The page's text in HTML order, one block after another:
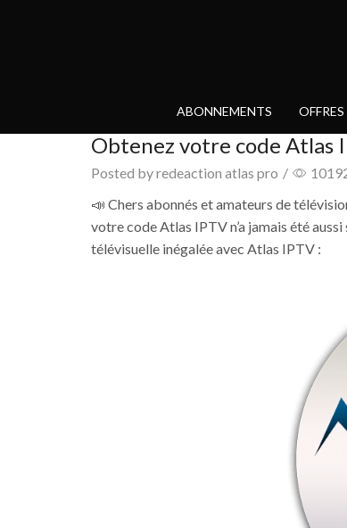
ABONNEMENTS
Obtenez votre code Atlas
Posted byredeaction atlas pro /
📣 Chers abonnés et amateurs de
votre code Atlas IPTV n’a jamais été
télévisuelle inégalée avec Atlas IPTV :